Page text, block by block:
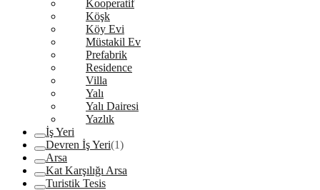
Kooperatif
Köşk
Köy Evi
Müstakil Ev
Prefabrik
Residence
Villa
Yalı
Yalı Dairesi
Yazlık
İş Yeri
Devren İş Yeri(1)
Arsa
Kat Karşılığı Arsa
Turistik Tesis